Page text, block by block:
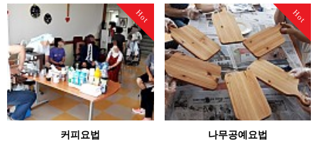
Hot
커피요법
Hot
나무공예요법